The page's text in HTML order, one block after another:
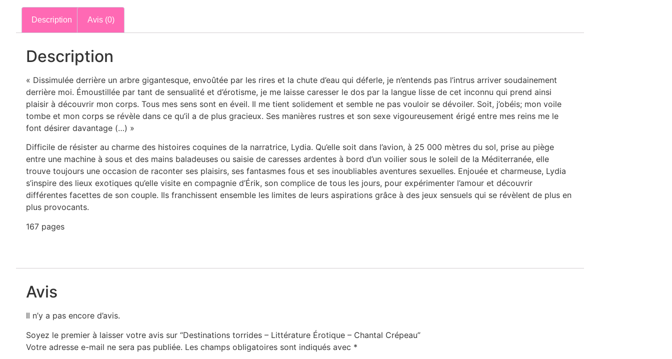
Description Avis (0)
Description
« Dissimulée derrière un arbre gigantesque, envoûtée par les rires et la chute d’eau qui déferle, je n’entends pas l’intrus arriver soudainement
derrière moi. Émoustillée par tant de sensualité et d’érotisme, je me laisse caresser le dos par la langue lisse de cet inconnu qui prend ainsi
plaisir à découvrir mon corps. Tous mes sens sont en éveil. Il me tient solidement et semble ne pas vouloir se dévoiler. Soit, j’obéis; mon voile
tombe et mon corps se révèle dans ce qu’il a de plus gracieux. Ses manières rustres et son sexe vigoureusement érigé entre mes reins me le
font désirer davantage (…) »
Difficile de résister au charme des histoires coquines de la narratrice, Lydia. Qu’elle soit dans l’avion, à 25 000 mètres du sol, prise au piège
entre une machine à sous et des mains baladeuses ou saisie de caresses ardentes à bord d’un voilier sous le soleil de la Méditerranée, elle
trouve toujours une occasion de raconter ses plaisirs, ses fantasmes fous et ses inoubliables aventures sexuelles. Enjouée et charmeuse, Lydia
s’inspire des lieux exotiques qu’elle visite en compagnie d’Érik, son complice de tous les jours, pour expérimenter l’amour et découvrir
différentes facettes de son couple. Ils franchissent ensemble les limites de leurs aspirations grâce à des jeux sensuels qui se révèlent de plus en
plus provocants.
167 pages
Avis
Il n’y a pas encore d’avis.
Soyez le premier à laisser votre avis sur “Destinations torrides – Littérature Érotique – Chantal Crépeau”
Votre adresse e-mail ne sera pas publiée. Les champs obligatoires sont indiqués avec *